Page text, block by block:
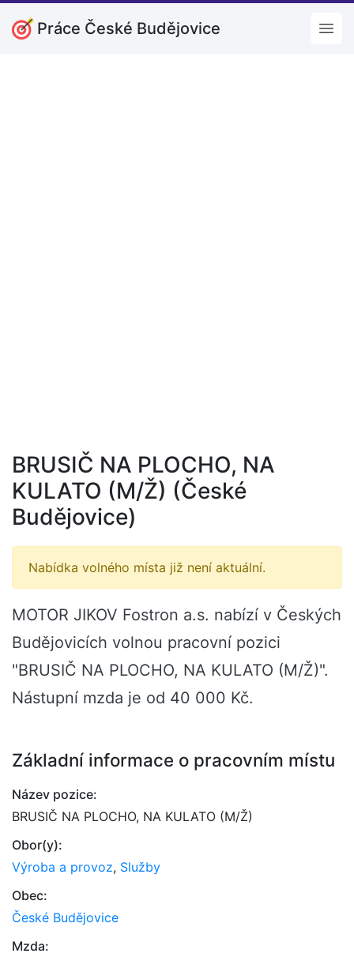
Práce České Budějovice
BRUSIČ NA PLOCHO, NA
KULATO (M/Ž) (České
Budějovice)
Nabídka volného místa již není aktuální.
MOTOR JIKOV Fostron a.s. nabízí v Českých
Budějovicích volnou pracovní pozici
"BRUSIČ NA PLOCHO, NA KULATO (M/Ž)".
Nástupní mzda je od 40 000 Kč.
Základní informace o pracovním místu
Název pozice:
BRUSIČ NA PLOCHO, NA KULATO (M/Ž)
Obor(y):
Výroba a provoz, Služby
Obec:
České Budějovice
Mzda: